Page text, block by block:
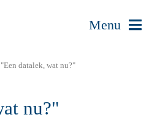
Menu
"Een datalek, wat nu?"
nu?"